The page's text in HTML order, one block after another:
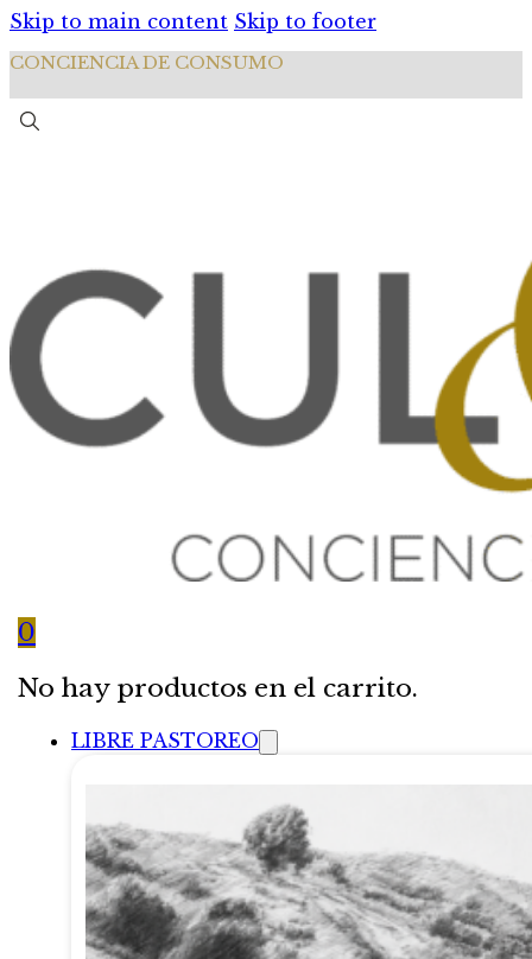
Skip to main content Skip to footer
CONCIENCIA DE CONSUMO
0
No hay productos en el carrito.
LIBRE PASTOREO